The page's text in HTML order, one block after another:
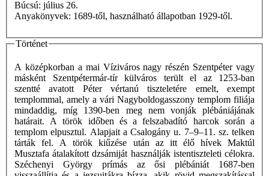
Búcsú: július 26.
Anyakönyvek: 1689-től, használható állapotban 1929-től.
Történet
A középkorban a mai Víziváros nagy részén Szentpéter vagy
másként Szentpétermár-tír külváros terült el az 1253-ban
szentté avatott Péter vértanú tiszteletére emelt, exempt
templommal, amely a vári Nagyboldogasszony templom filiája
mindaddig, míg 1390-ben meg nem vonják plébániájának
határait. A török időben és a felszabadító harcok során a
templom elpusztul. Alapjait a Csalogány u. 7–9–11. sz. telken
tárták fel. A török kiűzése után az itt élő hívek Maktúl
Musztafa átalakított dzsámiját használják istentiszteleti célokra.
Széchenyi György prímás az ősi plébániát 1687-ben